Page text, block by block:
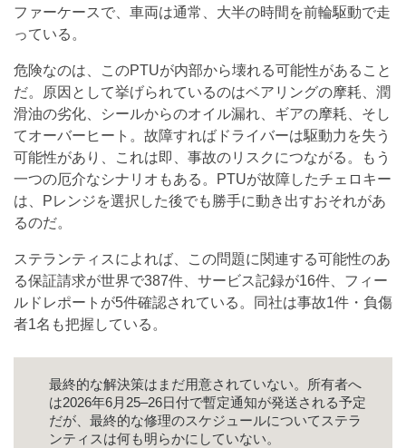
ファーケースで、車両は通常、大半の時間を前輪駆動で走
っている。
危険なのは、このPTUが内部から壊れる可能性があること
だ。原因として挙げられているのはベアリングの摩耗、潤
滑油の劣化、シールからのオイル漏れ、ギアの摩耗、そし
てオーバーヒート。故障すればドライバーは駆動力を失う
可能性があり、これは即、事故のリスクにつながる。もう
一つの厄介なシナリオもある。PTUが故障したチェロキー
は、Pレンジを選択した後でも勝手に動き出すおそれがあ
るのだ。
ステランティスによれば、この問題に関連する可能性のあ
る保証請求が世界で387件、サービス記録が16件、フィー
ルドレポートが5件確認されている。同社は事故1件・負傷
者1名も把握している。
最終的な解決策はまだ用意されていない。所有者へ
は2026年6月25–26日付で暫定通知が発送される予定
だが、最終的な修理のスケジュールについてステラ
ンティスは何も明らかにしていない。